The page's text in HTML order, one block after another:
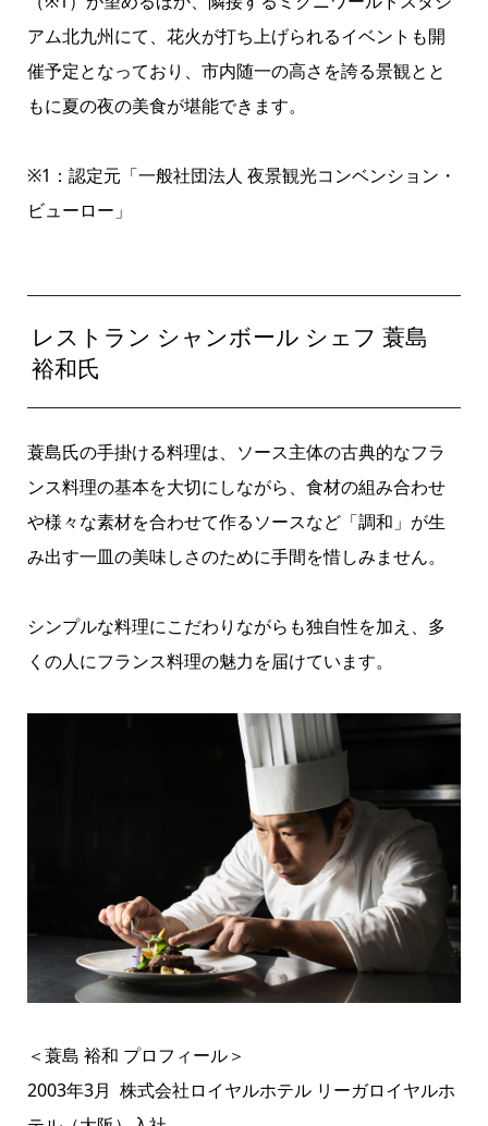
アム北九州にて、花火が打ち上げられるイベントも開
催予定となっており、市内随一の高さを誇る景観とと
もに夏の夜の美食が堪能できます。
※1：認定元「一般社団法人 夜景観光コンベンション・
ビューロー」
レストラン シャンボール シェフ 蓑島
裕和氏
蓑島氏の手掛ける料理は、ソース主体の古典的なフラ
ンス料理の基本を大切にしながら、食材の組み合わせ
や様々な素材を合わせて作るソースなど「調和」が生
み出す一皿の美味しさのために手間を惜しみません。
シンプルな料理にこだわりながらも独自性を加え、多
くの人にフランス料理の魅力を届けています。
＜蓑島 裕和 プロフィール＞
2003年3月 株式会社ロイヤルホテル リーガロイヤルホ